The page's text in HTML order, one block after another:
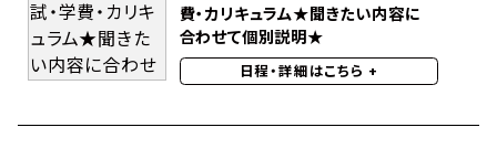
費・カリキュラム★聞きたい内容に
合わせて個別説明★
日程・詳細はこちら +